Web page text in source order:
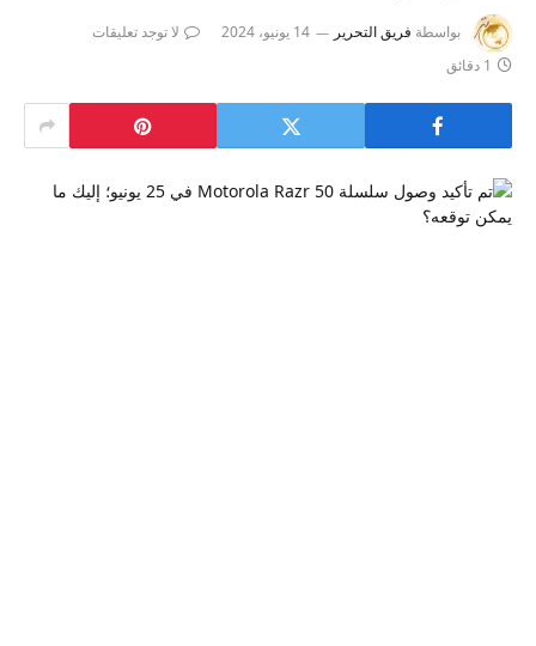
بواسطة فريق التحرير 14 يونيو، 2024
لا توجد تعليقات
1 دقائق